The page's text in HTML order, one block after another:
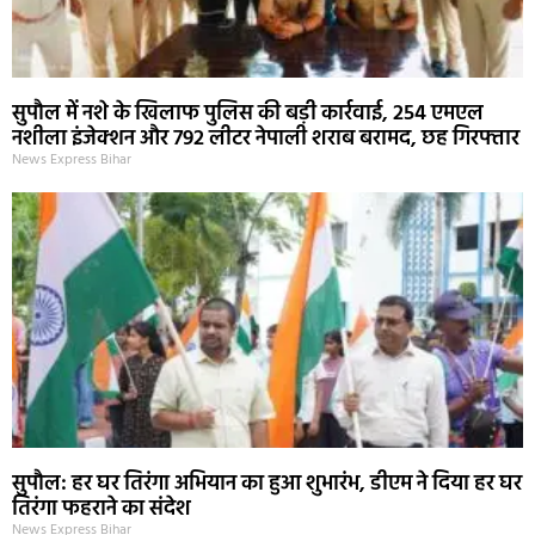
सुपौल में नशे के खिलाफ पुलिस की बड़ी कार्रवाई, 254 एमएल
नशीला इंजेक्शन और 792 लीटर नेपाली शराब बरामद, छह गिरफ्तार
News Express Bihar
सुपौल: हर घर तिरंगा अभियान का हुआ शुभारंभ, डीएम ने दिया हर घर
तिरंगा फहराने का संदेश